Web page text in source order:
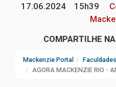
17.06.2024
15h39
COMPARTILHE
Mackenzie Portal Faculdades
AGORA MACKENZIE RIO -